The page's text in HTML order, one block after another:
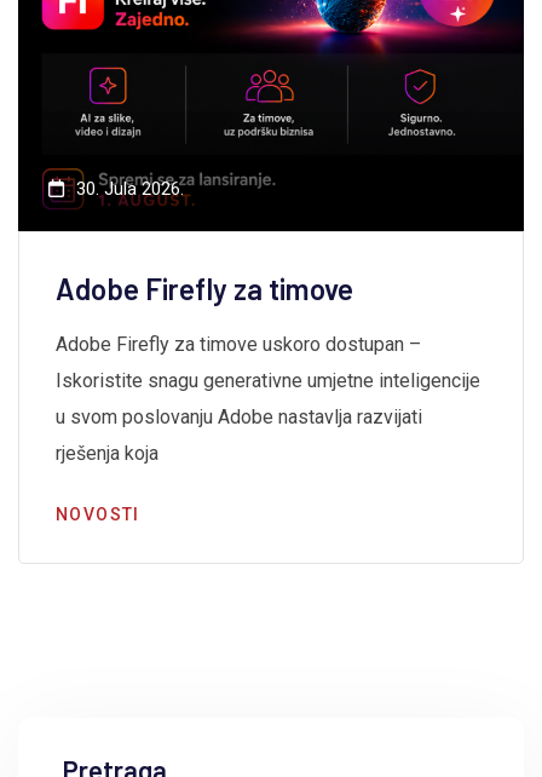
30. Jula 2026.
Adobe Firefly za timove
Adobe Firefly za timove uskoro dostupan –
Iskoristite snagu generativne umjetne inteligencije
u svom poslovanju Adobe nastavlja razvijati
rješenja koja
NOVOSTI
Pretraga